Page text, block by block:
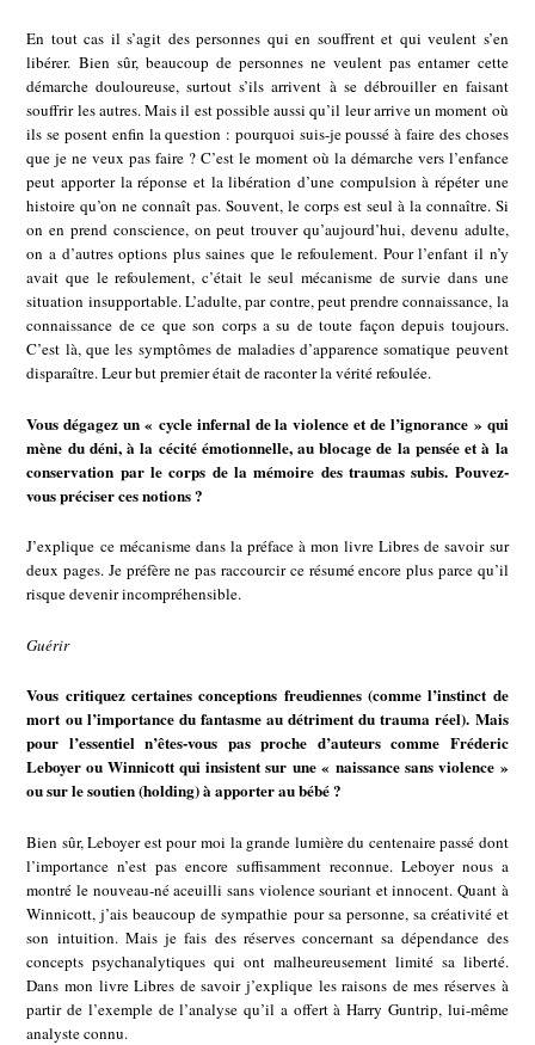
En tout cas il s’agit des personnes qui en souffrent et qui veulent s’en
libérer. Bien sûr, beaucoup de personnes ne veulent pas entamer cette
démarche douloureuse, surtout s’ils arrivent à se débrouiller en faisant
souffrir les autres. Mais il est possible aussi qu’il leur arrive un moment où
ils se posent enfin la question : pourquoi suis-je poussé à faire des choses
que je ne veux pas faire ? C’est le moment où la démarche vers l’enfance
peut apporter la réponse et la libération d’une compulsion à répéter une
histoire qu’on ne connaît pas. Souvent, le corps est seul à la connaître. Si
on en prend conscience, on peut trouver qu’aujourd’hui, devenu adulte,
on a d’autres options plus saines que le refoulement. Pour l’enfant il n’y
avait que le refoulement, c’était le seul mécanisme de survie dans une
situation insupportable. L’adulte, par contre, peut prendre connaissance, la
connaissance de ce que son corps a su de toute façon depuis toujours.
C’est là, que les symptômes de maladies d’apparence somatique peuvent
disparaître. Leur but premier était de raconter la vérité refoulée.
Vous dégagez un « cycle infernal de la violence et de l’ignorance » qui
mène du déni, à la cécité émotionnelle, au blocage de la pensée et à la
conservation par le corps de la mémoire des traumas subis. Pouvez-
vous préciser ces notions ?
J’explique ce mécanisme dans la préface à mon livre Libres de savoir sur
deux pages. Je préfère ne pas raccourcir ce résumé encore plus parce qu’il
risque devenir incompréhensible.
Guérir
Vous critiquez certaines conceptions freudiennes (comme l’instinct de
mort ou l’importance du fantasme au détriment du trauma réel). Mais
pour l’essentiel n’êtes-vous pas proche d’auteurs comme Fréderic
Leboyer ou Winnicott qui insistent sur une « naissance sans violence »
ou sur le soutien (holding) à apporter au bébé ?
Bien sûr, Leboyer est pour moi la grande lumière du centenaire passé dont
l’importance n’est pas encore suffisamment reconnue. Leboyer nous a
montré le nouveau-né aceuilli sans violence souriant et innocent. Quant à
Winnicott, j’ais beaucoup de sympathie pour sa personne, sa créativité et
son intuition. Mais je fais des réserves concernant sa dépendance des
concepts psychanalytiques qui ont malheureusement limité sa liberté.
Dans mon livre Libres de savoir j’explique les raisons de mes réserves à
partir de l’exemple de l’analyse qu’il a offert à Harry Guntrip, lui-même
analyste connu.